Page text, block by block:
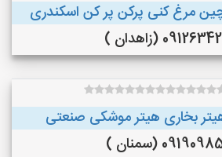
مرغ کنی پرکن پر کن اسکندری
(زاهدان )
بخاری هیتر موشکی صنعتی
(سمنان )